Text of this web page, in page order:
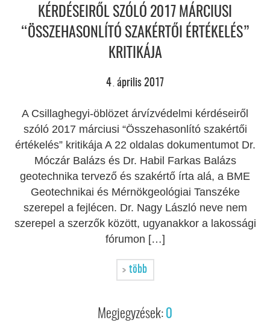
KÉRDÉSEIRŐL SZÓLÓ 2017 MÁRCIUSI
“ÖSSZEHASONLÍTÓ SZAKÉRTŐI ÉRTÉKELÉS”
KRITIKÁJA
4. április 2017
A Csillaghegyi-öblözet árvízvédelmi kérdéseiről
szóló 2017 márciusi “Összehasonlító szakértői
értékelés” kritikája A 22 oldalas dokumentumot Dr.
Móczár Balázs és Dr. Habil Farkas Balázs
geotechnika tervező és szakértő írta alá, a BME
Geotechnikai és Mérnökgeológiai Tanszéke
szerepel a fejlécen. Dr. Nagy László neve nem
szerepel a szerzők között, ugyanakkor a lakossági
fórumon […]
több
Megjegyzések: 0